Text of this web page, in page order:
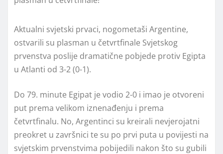
Aktualni svjetski prvaci, nogometaši Argentine,
ostvarili su plasman u četvrtfinale Svjetskog
prvenstva poslije dramatične pobjede protiv Egipta
u Atlanti od 3-2 (0-1).
Do 79. minute Egipat je vodio 2-0 i imao je otvoreni
put prema velikom iznenađenju i prema
četvrtfinalu. No, Argentinci su kreirali nevjerojatni
preokret u završnici te su po prvi puta u povijesti na
svjetskim prvenstvima pobijedili nakon što su gubili